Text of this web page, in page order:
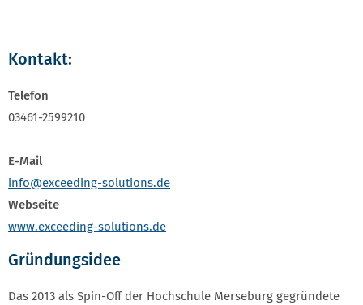
Kontakt:
Telefon
03461-2599210
E-Mail
info@exceeding-solutions.de
Webseite
www.exceeding-solutions.de
Gründungsidee
Das 2013 als Spin-Off der Hochschule Merseburg gegründete